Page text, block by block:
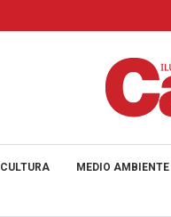
CULTURA MEDIO AMBIENTE